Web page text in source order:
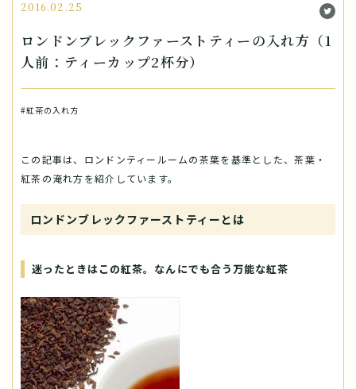
2016.02.25
ロンドンブレックファーストティーの入れ方（1
人前：ティーカップ2杯分）
#紅茶の入れ方
この記事は、ロンドンティールームの茶葉を基準とした、茶葉・
紅茶の淹れ方を紹介しています。
ロンドンブレックファーストティーとは
迷ったときはこの紅茶。なんにでも合う万能な紅茶